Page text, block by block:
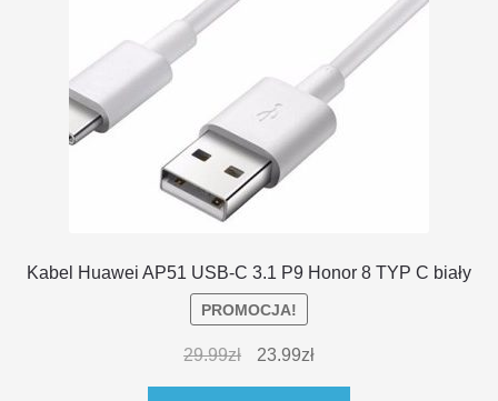
Kabel Huawei AP51 USB-C 3.1 P9 Honor 8 TYP C biały
PROMOCJA!
29.99zł 23.99zł